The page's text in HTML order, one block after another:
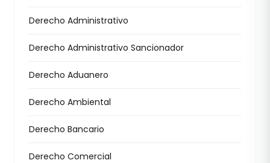
Derecho Administrativo
Derecho Administrativo Sancionador
Derecho Aduanero
Derecho Ambiental
Derecho Bancario
Derecho Comercial